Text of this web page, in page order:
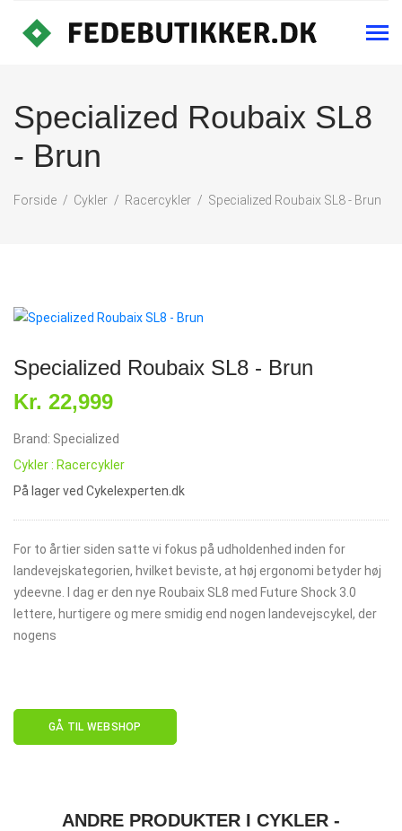
Specialized Roubaix SL8
- Brun
Forside Cykler Racercykler Specialized Roubaix SL8 - Brun
Specialized Roubaix SL8 - Brun
Kr. 22,999
Brand: Specialized
Cykler : Racercykler
På lager ved Cykelexperten.dk
For to årtier siden satte vi fokus på udholdenhed inden for
landevejskategorien, hvilket beviste, at høj ergonomi betyder høj
ydeevne. I dag er den nye Roubaix SL8 med Future Shock 3.0
lettere, hurtigere og mere smidig end nogen landevejscykel, der
nogens
GÅ TIL WEBSHOP
ANDRE PRODUKTER I CYKLER -